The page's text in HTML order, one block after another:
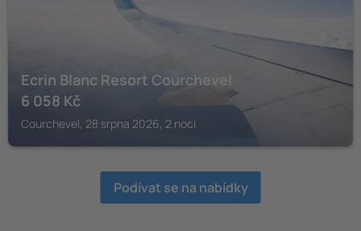
Ecrin Blanc Resort Courchevel
6 058 Kč
Courchevel, 28 srpna 2026, 2 noci
Podívat se na nabídky